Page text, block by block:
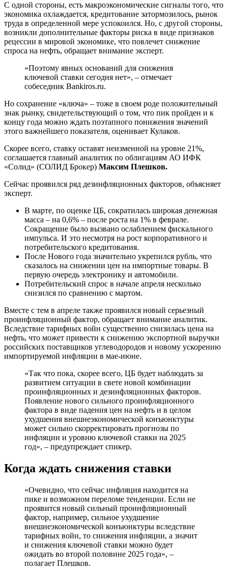
С одной стороны, есть макроэкономические сигналы того, что
экономика охлаждается, кредитование затормозилось, рынок
труда в определенной мере успокоился. Но, с другой стороны,
возникли дополнительные факторы риска в виде признаков
рецессии в мировой экономике, что повлечет снижение
спроса на нефть, обращает внимание эксперт.
«Поэтому явных оснований для снижения
ключевой ставки сегодня нет», – отмечает
собеседник Bankiros.ru.
Но сохранение «ключа» – тоже в своем роде положительный
знак рынку, свидетельствующий о том, что пик пройден и к
концу года можно ждать поэтапного понижения значений
этого важнейшего показателя, оценивает Кулаков.
Скорее всего, ставку оставят неизменной на уровне 21%,
соглашается главный аналитик по облигациям АО ИФК
«Солид» (СОЛИД Брокер) Максим Плешков.
Сейчас проявился ряд дезинфляционных факторов, объясняет
эксперт.
В марте, по оценке ЦБ, сократилась широкая денежная
масса – на 0,6% – после роста на 1% в феврале.
Сокращение было вызвано ослаблением фискального
импульса. И это несмотря на рост корпоративного и
потребительского кредитования.
После Нового года значительно укрепился рубль, что
сказалось на снижении цен на импортные товары. В
первую очередь электронику и автомобили.
Потребительский спрос в начале апреля несколько
снизился по сравнению с мартом.
Вместе с тем в апреле также проявился новый серьезный
проинфляционный фактор, обращает внимание аналитик.
Вследствие тарифных войн существенно снизилась цена на
нефть, что может привести к снижению экспортной выручки
российских поставщиков углеводородов и новому ускорению
импортируемой инфляции в мае-июне.
«Так что пока, скорее всего, ЦБ будет наблюдать за
развитием ситуации в свете новой комбинации
проинфляционных и дезинфляционных факторов.
Появление нового сильного проинфляционного
фактора в виде падения цен на нефть и в целом
ухудшения внешнеэкономической конъюнктуры
может сильно скорректировать прогнозы по
инфляции и уровню ключевой ставки на 2025
год», – предупреждает спикер.
Когда ждать снижения ставки
«Очевидно, что сейчас инфляция находится на
пике и возможном переломе тенденции. Если не
проявится новый сильный проинфляционный
фактор, например, сильное ухудшение
внешнеэкономической конъюнктуры вследствие
тарифных войн, то снижения инфляции, а значит
и снижения ключевой ставки можно будет
ожидать во второй половине 2025 года», –
полагает Плешков.